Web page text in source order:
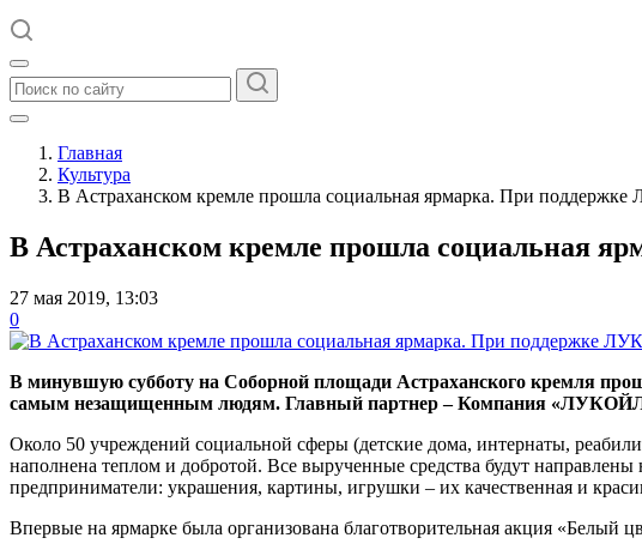
Главная
Культура
В Астраханском кремле прошла социальная ярмарка. При
В Астраханском кремле прошла социальная
27 мая 2019, 13:03
0
В минувшую субботу на Соборной площади Астраханского кремля
самым незащищенным людям. Главный партнер – Компания
Около 50 учреждений социальной сферы (детские дома, интернаты,
наполнена теплом и добротой. Все вырученные средства будут
предприниматели: украшения, картины, игрушки – их качественная и
Впервые на ярмарке была организована благотворительная акция «Белый